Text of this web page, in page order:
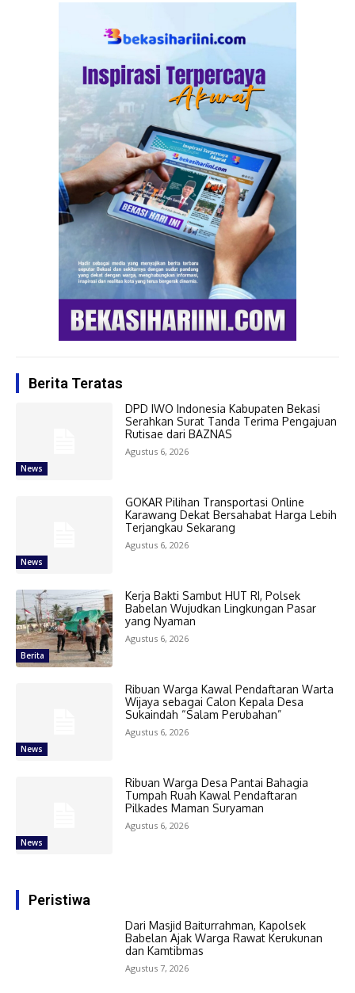
Berita Teratas
News
DPD IWO Indonesia Kabupaten Bekasi
Serahkan Surat Tanda Terima Pengajuan
Rutisae dari BAZNAS
Agustus 6, 2026
News
GOKAR Pilihan Transportasi Online
Karawang Dekat Bersahabat Harga Lebih
Terjangkau Sekarang
Agustus 6, 2026
Berita
Kerja Bakti Sambut HUT RI, Polsek
Babelan Wujudkan Lingkungan Pasar
yang Nyaman
Agustus 6, 2026
News
Ribuan Warga Kawal Pendaftaran Warta
Wijaya sebagai Calon Kepala Desa
Sukaindah “Salam Perubahan”
Agustus 6, 2026
News
Ribuan Warga Desa Pantai Bahagia
Tumpah Ruah Kawal Pendaftaran
Pilkades Maman Suryaman
Agustus 6, 2026
Peristiwa
Dari Masjid Baiturrahman, Kapolsek
Babelan Ajak Warga Rawat Kerukunan
dan Kamtibmas
Agustus 7, 2026